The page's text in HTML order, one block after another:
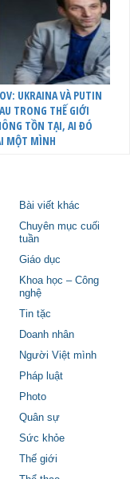
UKRAINA VÀ PUTIN
TRONG THẾ GIỚI
TỒN TẠI, AI ĐÓ
MỘT MÌNH
Bài viết khác
Chuyên mục cuối
tuần
Giáo dục
Khoa học – Công
nghệ
Tin tặc
Doanh nhân
Người Việt mình
Pháp luật
Photo
Quân sự
Sức khỏe
Thế giới